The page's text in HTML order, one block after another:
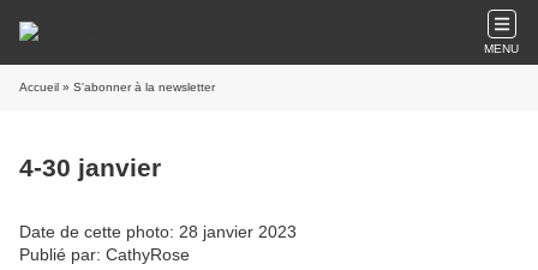
MENU
Accueil » S'abonner à la newsletter
4-30 janvier
Date de cette photo: 28 janvier 2023
Publié par: CathyRose